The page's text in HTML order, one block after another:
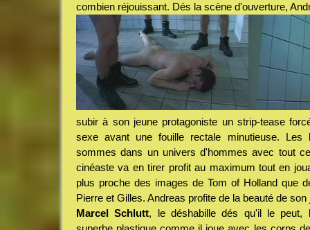
combien réjouissant. Dés la scène d'ouverture,
subir à son jeune protagoniste un strip-tease
sexe avant une fouille rectale minutieuse. Les
sommes dans un univers d'hommes avec tout
cinéaste va en tirer profit au maximum tout en
plus proche des images de Tom of Holland que
Pierre et Gilles. Andreas profite de la beauté de
Marcel Schlutt, le déshabille dés qu'il le peut,